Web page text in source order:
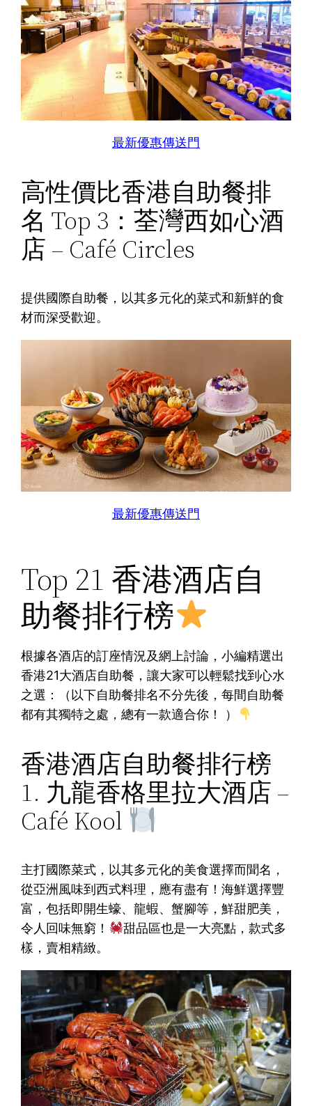
最新優惠傳送門
高性價比香港自助餐排
名 Top 3：荃灣西如心酒
店 – Café Circles
提供國際自助餐，以其多元化的菜式和新鮮的食
材而深受歡迎。
最新優惠傳送門
Top 21 香港酒店自
助餐排行榜
根據各酒店的訂座情況及網上討論，小編精選出
香港21大酒店自助餐，讓大家可以輕鬆找到心水
之選：（以下自助餐排名不分先後，每間自助餐
都有其獨特之處，總有一款適合你！ ）
香港酒店自助餐排行榜
1. 九龍香格里拉大酒店 –
Café Kool
主打國際菜式，以其多元化的美食選擇而聞名，
從亞洲風味到西式料理，應有盡有！海鮮選擇豐
富，包括即開生蠔、龍蝦、蟹腳等，鮮甜肥美，
令人回味無窮！
甜品區也是一大亮點，款式多
樣，賣相精緻。